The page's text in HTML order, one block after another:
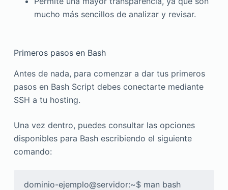
mucho más sencillos de analizar y revisar.
Primeros pasos en Bash
Antes de nada, para comenzar a dar tus primeros
pasos en Bash Script debes conectarte mediante
SSH a tu hosting.
Una vez dentro, puedes consultar las opciones
disponibles para Bash escribiendo el siguiente
comando:
dominio-ejemplo@servidor:~$ man bash